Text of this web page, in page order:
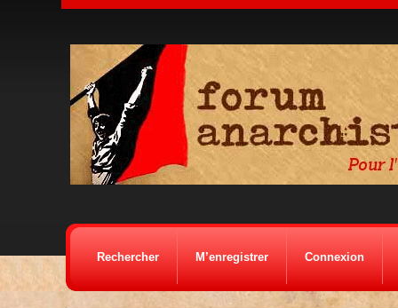
Rechercher M’enregistrer Connexion